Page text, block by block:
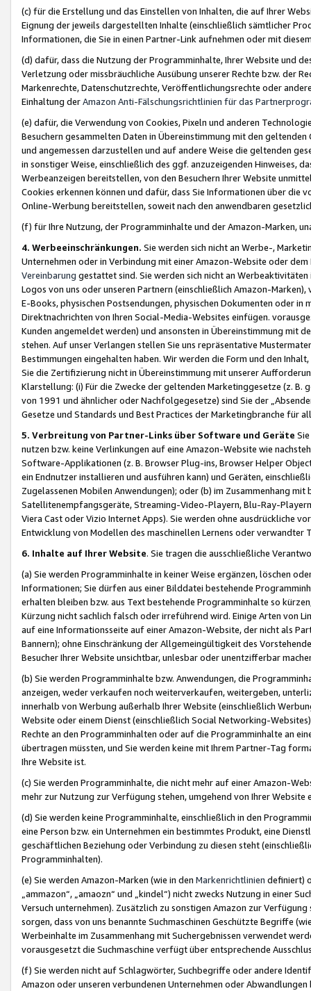
(c) für die Erstellung und das Einstellen von Inhalten, die auf Ihrer
Eignung der jeweils dargestellten Inhalte (einschließlich sämtlicher
Informationen, die Sie in einen Partner-Link aufnehmen oder mit
(d) dafür, dass die Nutzung der Programminhalte, Ihrer Website und
Verletzung oder missbräuchliche Ausübung unserer Rechte bzw. der
Markenrechte, Datenschutzrechte, Veröffentlichungsrechte oder
Einhaltung derAmazon Anti-Fälschungsrichtlinien für das
(e) dafür, die Verwendung von Cookies, Pixeln und anderen
Besuchern gesammelten Daten in Übereinstimmung mit den
und angemessen darzustellen und auf andere Weise die geltenden
in sonstiger Weise, einschließlich des ggf. anzuzeigenden Hinweises,
Werbeanzeigen bereitstellen, von den Besuchern Ihrer Website
Cookies erkennen können und dafür, dass Sie Informationen über die
Online-Werbung bereitstellen, soweit nach den anwendbaren
(f) für Ihre Nutzung, der Programminhalte und der Amazon-Marken,
4. Werbeeinschränkungen. Sie werden sich nicht an Werbe-,
Unternehmen oder in Verbindung mit einer Amazon-Website oder
Vereinbarung gestattet sind. Sie werden sich nicht an
Logos von uns oder unseren Partnern (einschließlich Amazon-
E-Books, physischen Postsendungen, physischen Dokumenten oder in
Direktnachrichten von Ihren Social-Media-Websites einfügen.
Kunden angemeldet werden) und ansonsten in Übereinstimmung mit
stehen. Auf unser Verlangen stellen Sie uns repräsentative
Bestimmungen eingehalten haben. Wir werden die Form und den
Sie die Zertifizierung nicht in Übereinstimmung mit unserer
Klarstellung: (i) Für die Zwecke der geltenden Marketinggesetze (z. B.
von 1991 und ähnlicher oder Nachfolgegesetze) sind Sie der
Gesetze und Standards und Best Practices der Marketingbranche für
5. Verbreitung von Partner-Links über Software und Geräte
nutzen bzw. keine Verlinkungen auf eine Amazon-Website wie
Software-Applikationen (z. B. Browser Plug-ins, Browser Helper
ein Endnutzer installieren und ausführen kann) und Geräten,
Zugelassenen Mobilen Anwendungen); oder (b) im Zusammenhang
Satellitenempfangsgeräte, Streaming-Video-Playern, Blu-Ray-
Viera Cast oder Vizio Internet Apps). Sie werden ohne ausdrückliche
Entwicklung von Modellen des maschinellen Lernens oder
6. Inhalte auf Ihrer Website. Sie tragen die ausschließliche
(a) Sie werden Programminhalte in keiner Weise ergänzen, löschen
Informationen; Sie dürfen aus einer Bilddatei bestehende
erhalten bleiben bzw. aus Text bestehende Programminhalte so
Kürzung nicht sachlich falsch oder irreführend wird. Einige Arten von
auf eine Informationsseite auf einer Amazon-Website, der nicht als
Bannern); ohne Einschränkung der Allgemeingültigkeit des
Besucher Ihrer Website unsichtbar, unlesbar oder unentzifferbar
(b) Sie werden Programminhalte bzw. Anwendungen, die
anzeigen, weder verkaufen noch weiterverkaufen, weitergeben,
innerhalb von Werbung außerhalb Ihrer Website (einschließlich
Website oder einem Dienst (einschließlich Social Networking-
Rechte an den Programminhalten oder auf die Programminhalte an
übertragen müssten, und Sie werden keine mit Ihrem Partner-Tag
Ihre Website ist.
(c) Sie werden Programminhalte, die nicht mehr auf einer Amazon-
mehr zur Nutzung zur Verfügung stehen, umgehend von Ihrer
(d) Sie werden keine Programminhalte, einschließlich in den
eine Person bzw. ein Unternehmen ein bestimmtes Produkt, eine
geschäftlichen Beziehung oder Verbindung zu diesen steht
Programminhalten).
(e) Sie werden Amazon-Marken (wie in den Markenrichtlinien definiert)
„ammazon“, „amaozn“ und „kindel“) nicht zwecks Nutzung in einer
Versuch unternehmen). Zusätzlich zu sonstigen Amazon zur
sorgen, dass von uns benannte Suchmaschinen Geschützte Begriffe
Werbeinhalte im Zusammenhang mit Suchergebnissen verwendet
vorausgesetzt die Suchmaschine verfügt über entsprechende
(f) Sie werden nicht auf Schlagwörter, Suchbegriffe oder andere
Amazon oder unseren verbundenen Unternehmen oder